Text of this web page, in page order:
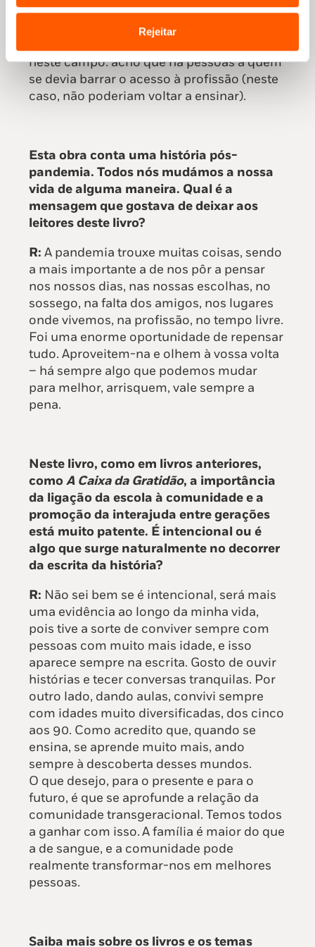
Rejeitar
alguém, o desrespeito ao ponto de chamar
burro, inútil, atrasado, incapaz (só para
neste campo: acho que há pessoas a quem
se devia barrar o acesso à profissão (neste
caso, não poderiam voltar a ensinar).
Esta obra conta uma história pós-
pandemia. Todos nós mudámos a nossa
vida de alguma maneira. Qual é a
mensagem que gostava de deixar aos
leitores deste livro?
R: A pandemia trouxe muitas coisas, sendo
a mais importante a de nos pôr a pensar
nos nossos dias, nas nossas escolhas, no
sossego, na falta dos amigos, nos lugares
onde vivemos, na profissão, no tempo livre.
Foi uma enorme oportunidade de repensar
tudo. Aproveitem-na e olhem à vossa volta
– há sempre algo que podemos mudar
para melhor, arrisquem, vale sempre a
pena.
Neste livro, como em livros anteriores,
como A Caixa da Gratidão, a importância
da ligação da escola à comunidade e a
promoção da interajuda entre gerações
está muito patente. É intencional ou é
algo que surge naturalmente no decorrer
da escrita da história?
R: Não sei bem se é intencional, será mais
uma evidência ao longo da minha vida,
pois tive a sorte de conviver sempre com
pessoas com muito mais idade, e isso
aparece sempre na escrita. Gosto de ouvir
histórias e tecer conversas tranquilas. Por
outro lado, dando aulas, convivi sempre
com idades muito diversificadas, dos cinco
aos 90. Como acredito que, quando se
ensina, se aprende muito mais, ando
sempre à descoberta desses mundos.
O que desejo, para o presente e para o
futuro, é que se aprofunde a relação da
comunidade transgeracional. Temos todos
a ganhar com isso. A família é maior do que
a de sangue, e a comunidade pode
realmente transformar-nos em melhores
pessoas.
Saiba mais sobre os livros e os temas